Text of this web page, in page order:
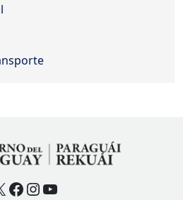
Facebook
Instagram
YouTube